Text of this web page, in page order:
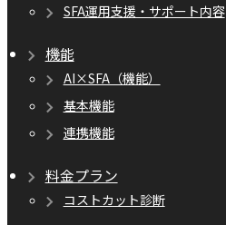
SFA運用支援・サポート内容
機能
AI×SFA（機能）
基本機能
連携機能
料金プラン
コストカット診断